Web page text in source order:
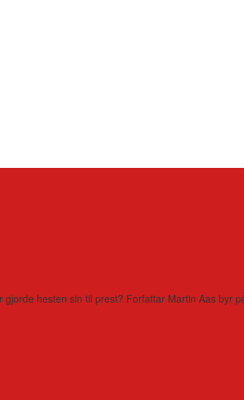
hesten sin til prest? Forfattar Martin Aas byr